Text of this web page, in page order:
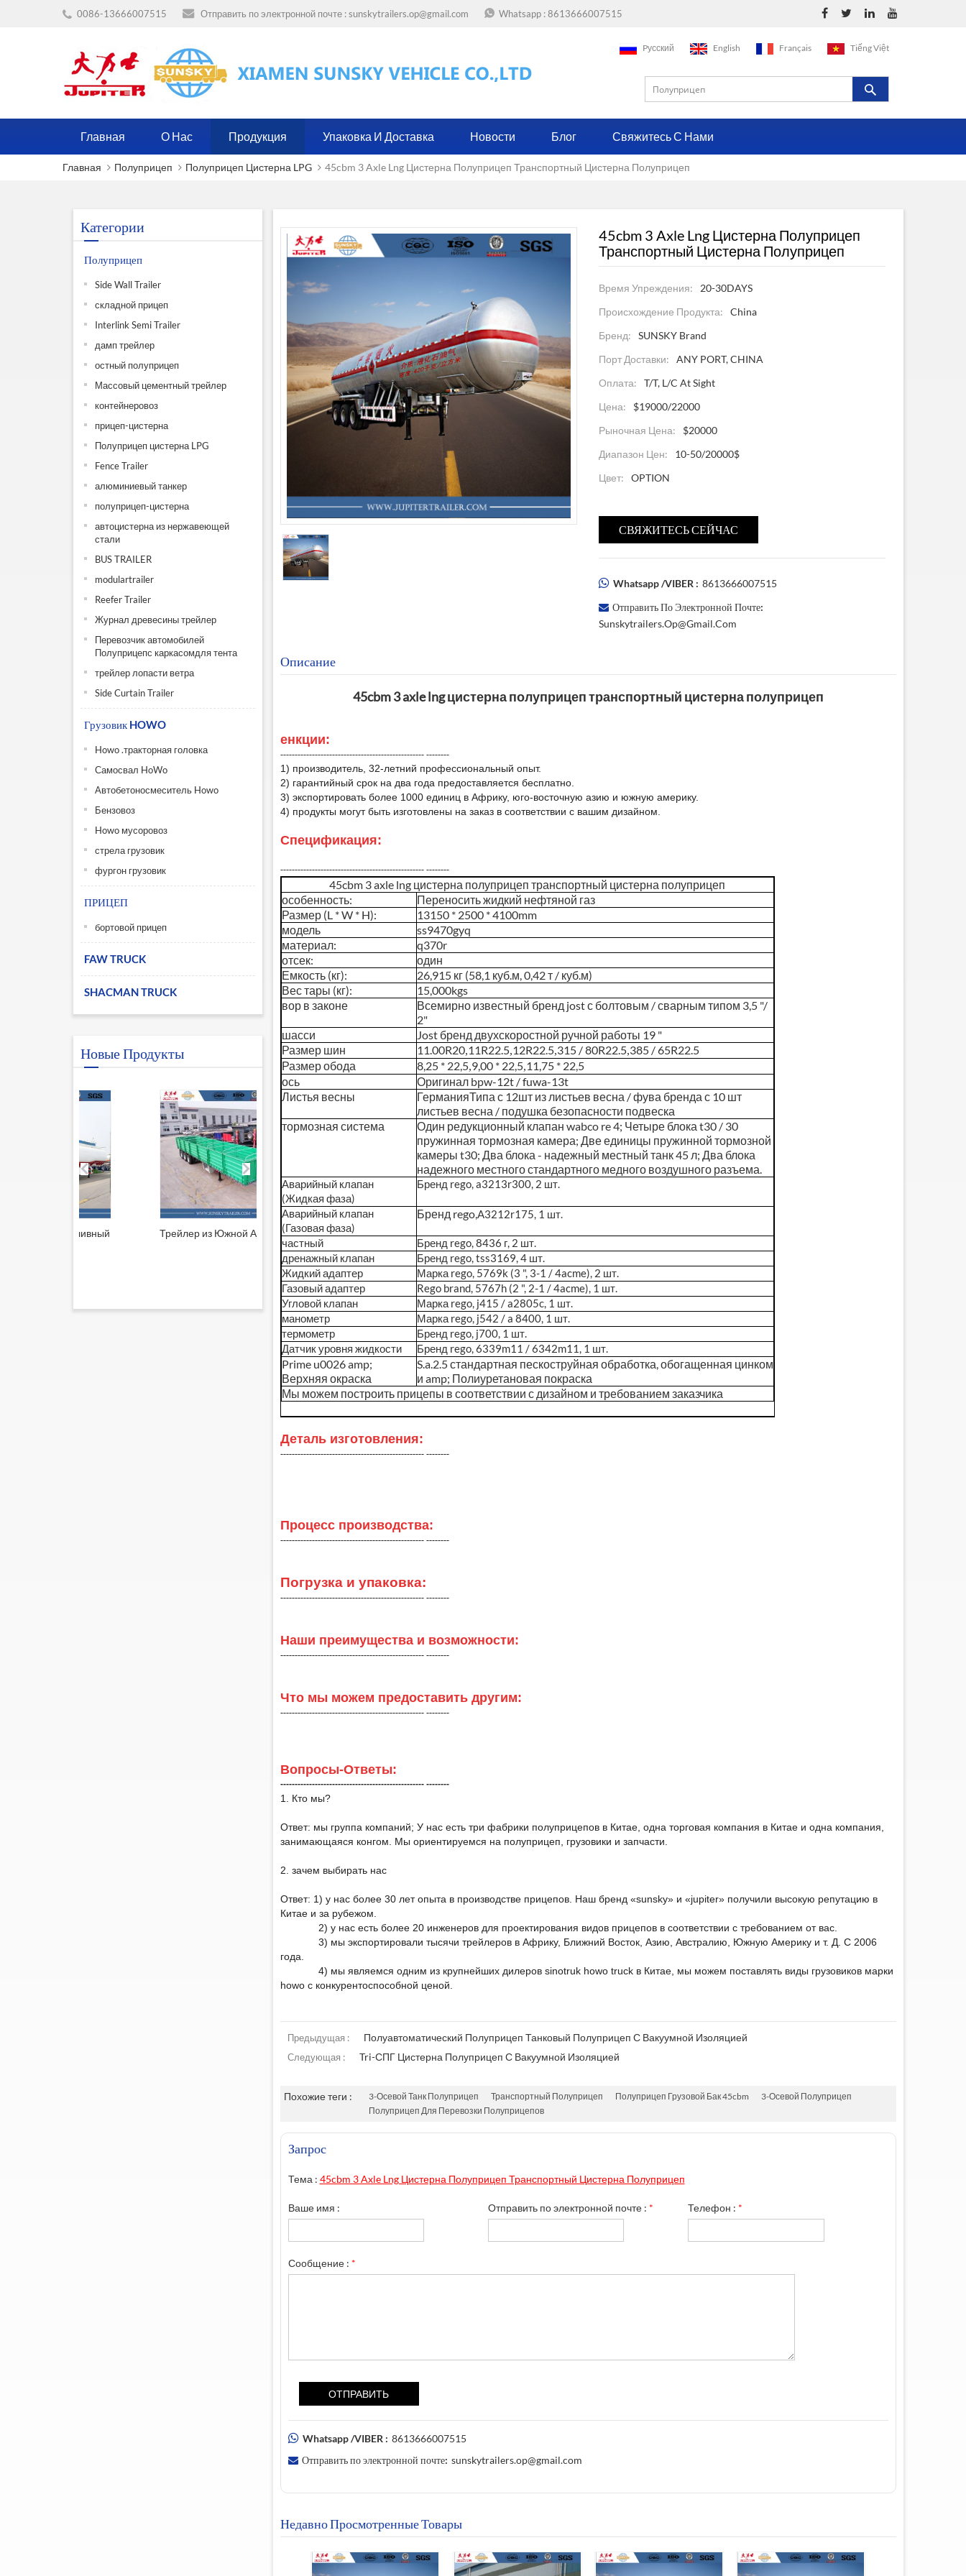
0086-13666007515 Отправить по электронной почте :sunskytrailers.op@gmail.com Whatsapp :8613666007515
Pусский English Français Tiếng Việt
Главная О Нас Продукция Упаковка И Доставка Новости Блог Свяжитесь С Нами
Главная Полуприцеп Полуприцеп Цистерна LPG 45cbm 3 Axle Lng Цистерна Полуприцеп Транспортный Цистерна Полуприцеп
Категории
Полуприцеп
Side Wall Trailer
складной прицеп
Interlink Semi Trailer
дамп трейлер
остный полуприцеп
Массовый цементный трейлер
контейнеровоз
прицеп-цистерна
Полуприцеп цистерна LPG
Fence Trailer
алюминиевый танкер
полуприцеп-цистерна
автоцистерна из нержавеющей
стали
BUS TRAILER
modulartrailer
Reefer Trailer
Журнал древесины трейлер
Перевозчик автомобилей
Полуприцепс каркасомдля тента
трейлер лопасти ветра
Side Curtain Trailer
Грузовик HOWO
Howo .тракторная головка
Самосвал HoWo
Автобетоносмеситель Howo
Бензовоз
Howo мусоровоз
стрела грузовик
фургон грузовик
ПРИЦЕП
бортовой прицеп
FAW TRUCK
SHACMAN TRUCK
Новые Продукты
Трейлер из Южной Африки
Прицеп с боковой
решеткой длиной 13,6 м
80-тонный 6-осный
низкорамный прицеп
60-тонный гидравлический
45cbm 3 Axle Lng Цистерна Полуприцеп
Транспортный Цистерна Полуприцеп
Время Упреждения:
20-30DAYS
Происхождение Продукта:
China
Бренд:
SUNSKY Brand
Порт Доставки:
ANY PORT, CHINA
Оплата:
T/T, L/C At Sight
Цена:
$19000/22000
Рыночная Цена:
$20000
Диапазон Цен:
10-50/20000$
Цвет:
OPTION
СВЯЖИТЕСЬ СЕЙЧАС
Whatsapp /VIBER : 8613666007515
Отправить По Электронной Почте:
Sunskytrailers.op@gmail.com
Описание
45cbm 3 axle lng цистерна полуприцеп транспортный цистерна полуприцеп
енкции:
-------------------------------------------------- --------
1) производитель, 32-летний профессиональный опыт.
2) гарантийный срок на два года предоставляется бесплатно.
3) экспортировать более 1000 единиц в Африку, юго-восточную азию и южную америку.
4) продукты могут быть изготовлены на заказ в соответствии с вашим дизайном.
Спецификация:
-------------------------------------------------- --------
45cbm 3 axle lng цистерна полуприцеп транспортный цистерна полуприцеп
особенность:
Переносить жидкий нефтяной газ
Размер (L * W * H):
13150 * 2500 * 4100mm
модель
ss9470gyq
материал:
q370r
отсек:
один
Емкость (кг):
26,915 кг (58,1 куб.м, 0,42 т / куб.м)
Вес тары (кг):
15,000kgs
вор в законе
Всемирно известный бренд jost с болтовым / сварным типом 3,5 "/
2"
шасси
Jost бренд двухскоростной ручной работы 19 "
Размер шин
11.00R20,11R22.5,12R22.5,315 / 80R22.5,385 / 65R22.5
Размер обода
8,25 * 22,5,9,00 * 22,5,11,75 * 22,5
ось
Оригинал bpw-12t / fuwa-13t
Листья весны
ГерманияТипа с 12шт из листьев весна / фува бренда с 10 шт
листьев весна / подушка безопасности подвеска
тормозная система
Один редукционный клапан wabco re 4; Четыре блока t30 / 30
пружинная тормозная камера; Две единицы пружинной тормозной
камеры t30; Два блока - надежный местный танк 45 л; Два блока
надежного местного стандартного медного воздушного разъема.
Аварийный клапан
(Жидкая фаза)
Бренд rego, a3213r300, 2 шт.
Аварийный клапан
(Газовая фаза)
Бренд rego,A3212r175, 1 шт.
частный
Бренд rego, 8436 г, 2 шт.
дренажный клапан
Бренд rego, tss3169, 4 шт.
Жидкий адаптер
Марка rego, 5769k (3 ", 3-1 / 4acme), 2 шт.
Газовый адаптер
Rego brand, 5767h (2 ", 2-1 / 4acme), 1 шт.
Угловой клапан
Марка rego, j415 / a2805c, 1 шт.
манометр
Марка rego, j542 / a 8400, 1 шт.
термометр
Бренд rego, j700, 1 шт.
Датчик уровня жидкости
Бренд rego, 6339m11 / 6342m11, 1 шт.
Prime u0026 amp;
Верхняя окраска
S.a.2.5 стандартная пескоструйная обработка, обогащенная цинком
и amp; Полиуретановая покраска
Мы можем построить прицепы в соответствии с дизайном и требованием заказчика
Деталь изготовления:
-------------------------------------------------- --------
Процесс производства:
-------------------------------------------------- --------
Погрузка и упаковка:
-------------------------------------------------- --------
Наши преимущества и возможности:
-------------------------------------------------- --------
Что мы можем предоставить другим:
-------------------------------------------------- --------
Вопросы-Ответы:
-------------------------------------------------- --------
1. Кто мы?
Ответ: мы группа компаний; У нас есть три фабрики полуприцепов в Китае, одна торговая компания в Китае и одна компания,
занимающаяся конгом. Мы ориентируемся на полуприцеп, грузовики и запчасти.
2. зачем выбирать нас
Ответ: 1) у нас более 30 лет опыта в производстве прицепов. Наш бренд «sunsky» и «jupiter» получили высокую репутацию в
Китае и за рубежом.
2) у нас есть более 20 инженеров для проектирования видов прицепов в соответствии с требованием от вас.
3) мы экспортировали тысячи трейлеров в Африку, Ближний Восток, Азию, Австралию, Южную Америку и т. Д. С 2006
года.
4) мы являемся одним из крупнейших дилеров sinotruk howo truck в Китае, мы можем поставлять виды грузовиков марки
howo с конкурентоспособной ценой.
Предыдущая : Полуавтоматический Полуприцеп Танковый Полуприцеп С Вакуумной Изоляцией
Следующая : Tri-СПГ Цистерна Полуприцеп С Вакуумной Изоляцией
Похожие теги : 3-Осевой Танк Полуприцеп Транспортный Полуприцеп Полуприцеп Грузовой Бак 45cbm
3-Осевой Полуприцеп
Полуприцеп Для Перевозки Полуприцепов
Запрос
Тема : 45cbm 3 Axle Lng Цистерна Полуприцеп Транспортный Цистерна Полуприцеп
Ваше имя : Отправить по электронной почте : * Телефон : *
Сообщение : *
Whatsapp /VIBER : 8613666007515
Отправить по электронной почте: sunskytrailers.op@gmail.com
Недавно Просмотренные Товары